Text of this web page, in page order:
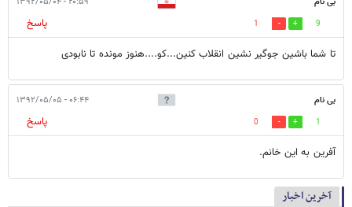
9
1
پاسخ
تا شما باشین جوگیر نشین انقلاب کنین...کو....هنوز مونده تا نابودی
بی نام ۰۶:۴۴ - ۱۳۹۲/۰۵/۰۵
1
0
پاسخ
آفرین به این خانم.
آخرین اخبار